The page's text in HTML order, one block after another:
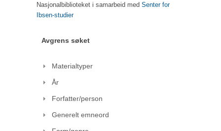
Nasjonalbiblioteket i samarbeid med Senter for
Ibsen-studier
Avgrens søket
Materialtyper
År
Forfatter/person
Generelt emneord